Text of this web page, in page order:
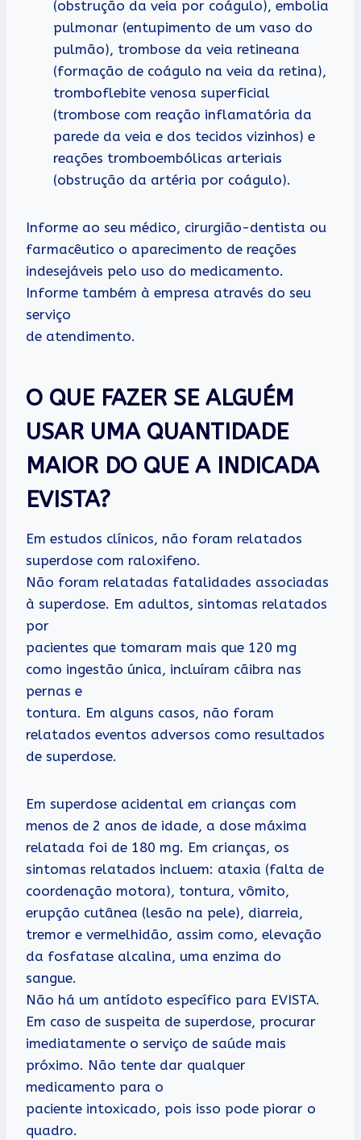
(obstrução da veia por coágulo), embolia
pulmonar (entupimento de um vaso do
pulmão), trombose da veia retineana
(formação de coágulo na veia da retina),
tromboflebite venosa superficial
(trombose com reação inflamatória da
parede da veia e dos tecidos vizinhos) e
reações tromboembólicas arteriais
(obstrução da artéria por coágulo).
Informe ao seu médico, cirurgião-dentista ou
farmacêutico o aparecimento de reações
indesejáveis pelo uso do medicamento.
Informe também à empresa através do seu
serviço
de atendimento.
O QUE FAZER SE ALGUÉM
USAR UMA QUANTIDADE
MAIOR DO QUE A INDICADA
EVISTA?
Em estudos clínicos, não foram relatados
superdose com raloxifeno.
Não foram relatadas fatalidades associadas
à superdose. Em adultos, sintomas relatados
por
pacientes que tomaram mais que 120 mg
como ingestão única, incluíram cãibra nas
pernas e
tontura. Em alguns casos, não foram
relatados eventos adversos como resultados
de superdose.
Em superdose acidental em crianças com
menos de 2 anos de idade, a dose máxima
relatada foi de 180 mg. Em crianças, os
sintomas relatados incluem: ataxia (falta de
coordenação motora), tontura, vômito,
erupção cutânea (lesão na pele), diarreia,
tremor e vermelhidão, assim como, elevação
da fosfatase alcalina, uma enzima do
sangue.
Não há um antídoto específico para EVISTA.
Em caso de suspeita de superdose, procurar
imediatamente o serviço de saúde mais
próximo. Não tente dar qualquer
medicamento para o
paciente intoxicado, pois isso pode piorar o
quadro.